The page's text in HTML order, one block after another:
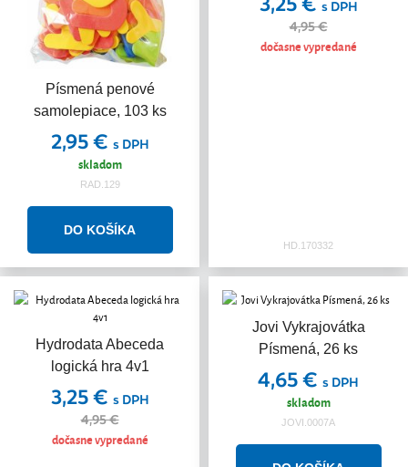
Písmená penové
samolepiace, 103 ks
2,95 € s DPH
skladom
RAD.129
s DPH
4,95 €
dočasne vypredané
HD.170332
Hydrodata Abeceda
logická hra 4v1
3,25 € s DPH
4,95 €
dočasne vypredané
Jovi Vykrajovátka
Písmená, 26 ks
4,65 € s DPH
skladom
JOVI.0007A